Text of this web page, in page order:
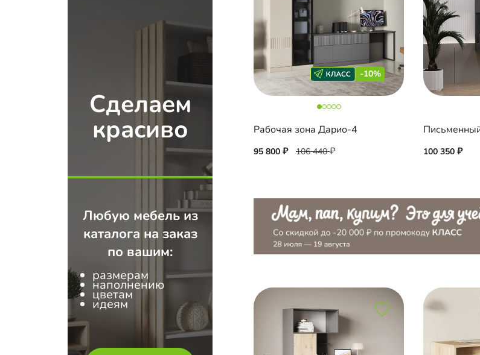
Сделаем
красиво
Любую мебель из
каталога на заказ
по вашим:
размерам
наполнению
цветам
идеям
-10%
Рабочая зона Дарио-4
95 800 106 440 100 350